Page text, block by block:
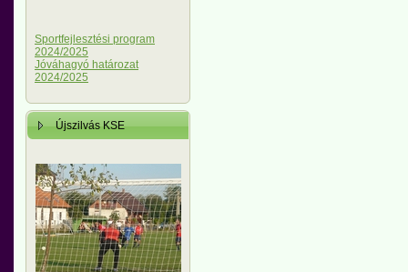
Sportfejlesztési program
2024/2025
Jóváhagyó határozat
2024/2025
Újszilvás KSE